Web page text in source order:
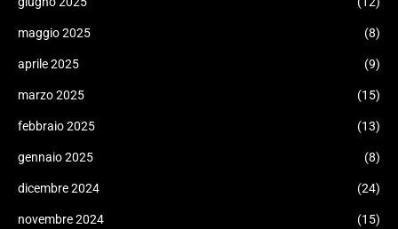
maggio 2025 (8)
aprile 2025 (9)
marzo 2025 (15)
febbraio 2025 (13)
gennaio 2025 (8)
dicembre 2024 (24)
novembre 2024 (15)